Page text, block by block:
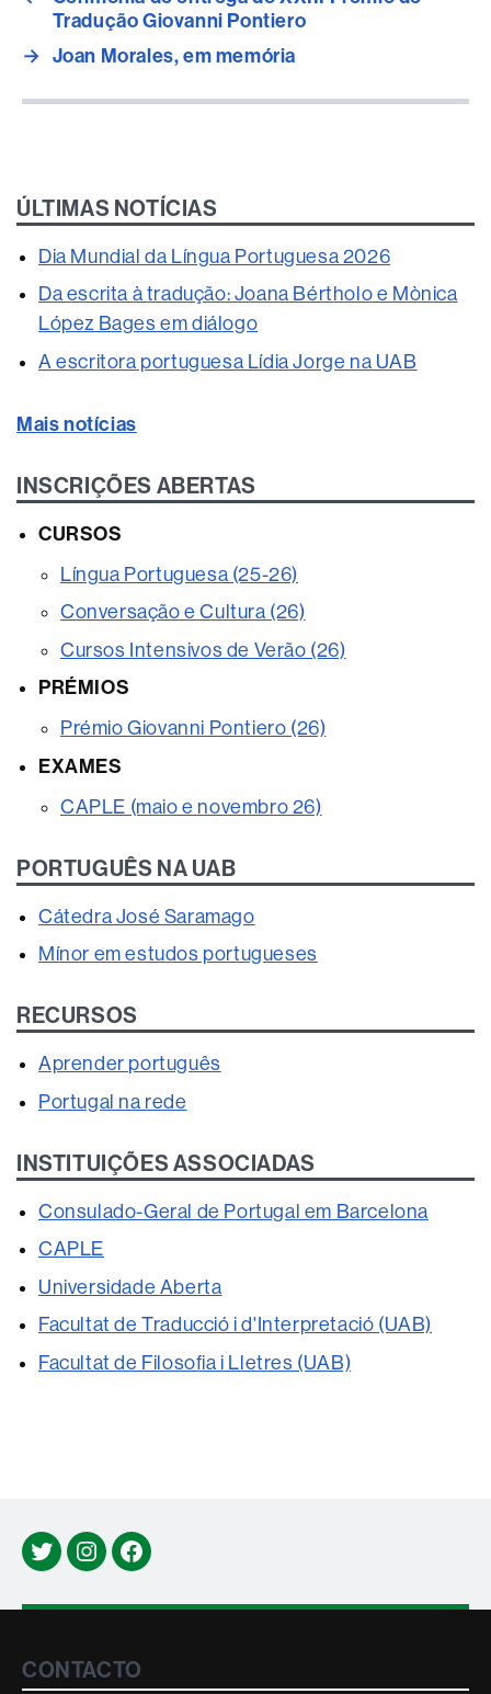
Tradução Giovanni Pontiero
→ Joan Morales, em memória
ÚLTIMAS NOTÍCIAS
Dia Mundial da Língua Portuguesa 2026
Da escrita à tradução: Joana Bértholo e Mònica
López Bages em diálogo
A escritora portuguesa Lídia Jorge na UAB
Mais notícias
INSCRIÇÕES ABERTAS
CURSOS
Língua Portuguesa (25-26)
Conversação e Cultura (26)
Cursos Intensivos de Verão (26)
PRÉMIOS
Prémio Giovanni Pontiero (26)
EXAMES
CAPLE (maio e novembro 26)
PORTUGUÊS NA UAB
Cátedra José Saramago
Mínor em estudos portugueses
RECURSOS
Aprender português
Portugal na rede
INSTITUIÇÕES ASSOCIADAS
Consulado-Geral de Portugal em Barcelona
CAPLE
Universidade Aberta
Facultat de Traducció i d'Interpretació (UAB)
Facultat de Filosofia i Lletres (UAB)
TwitterInstagramFacebook
Contacte
CONTACTO